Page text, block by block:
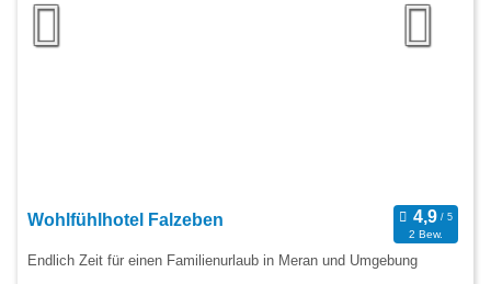
Wohlfühlhotel Falzeben
2 Bew.
Endlich Zeit für einen Familienurlaub in Meran und Umgebung